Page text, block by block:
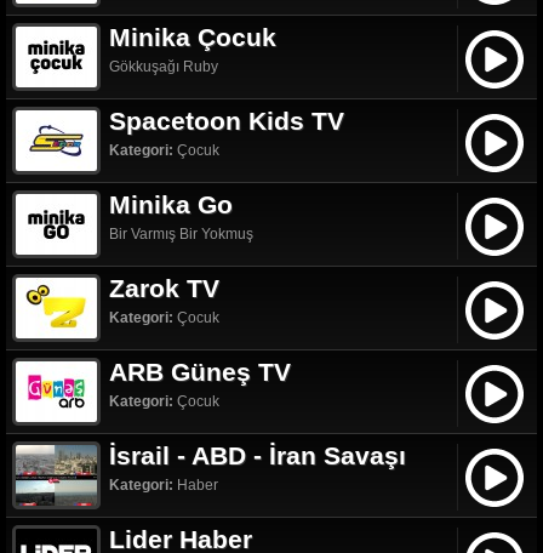
Minika Çocuk
Gökkuşağı Ruby
Spacetoon Kids TV
Kategori: Çocuk
Minika Go
Bir Varmış Bir Yokmuş
Zarok TV
Kategori: Çocuk
ARB Güneş TV
Kategori: Çocuk
İsrail - ABD - İran Savaşı
Kategori: Haber
Lider Haber